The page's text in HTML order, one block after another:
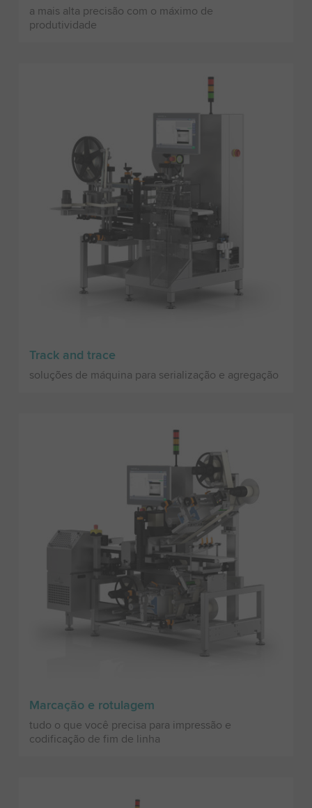
a mais alta precisão com o máximo de
produtividade
Track and trace
soluções de máquina para serialização e agregação
Marcação e rotulagem
tudo o que você precisa para impressão e
codificação de fim de linha